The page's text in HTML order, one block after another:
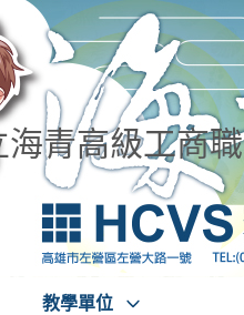
青高級工商
教學單位